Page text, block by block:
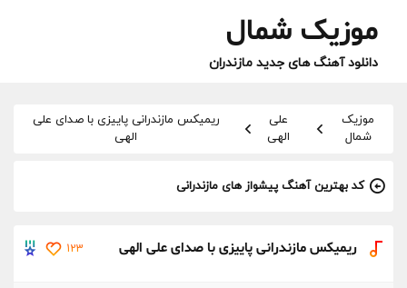
موزیک شمال
دانلود آهنگ های جدید مازندران
موزیک
شمال
علی
الهی
ریمیکس مازندرانی پاییزی با صدای علی
الهی
کد بهترین آهنگ پیشواز های مازندرانی
ریمیکس مازندرانی پاییزی با صدای علی الهی 123